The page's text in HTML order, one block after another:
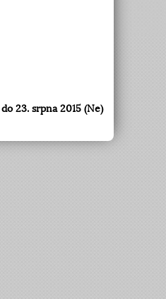
23. srpna 2015 (Ne)